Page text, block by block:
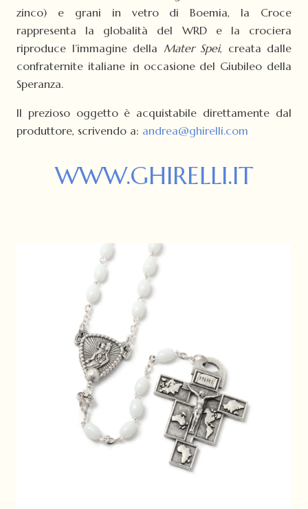
zinco) e grani in vetro di Boemia, la Croce
rappresenta la globalità del WRD e la crociera
riproduce l’immagine della Mater Spei, creata dalle
confraternite italiane in occasione del Giubileo della
Speranza.
Il prezioso oggetto è acquistabile direttamente dal
produttore, scrivendo a: andrea@ghirelli.com
WWW.GHIRELLI.IT